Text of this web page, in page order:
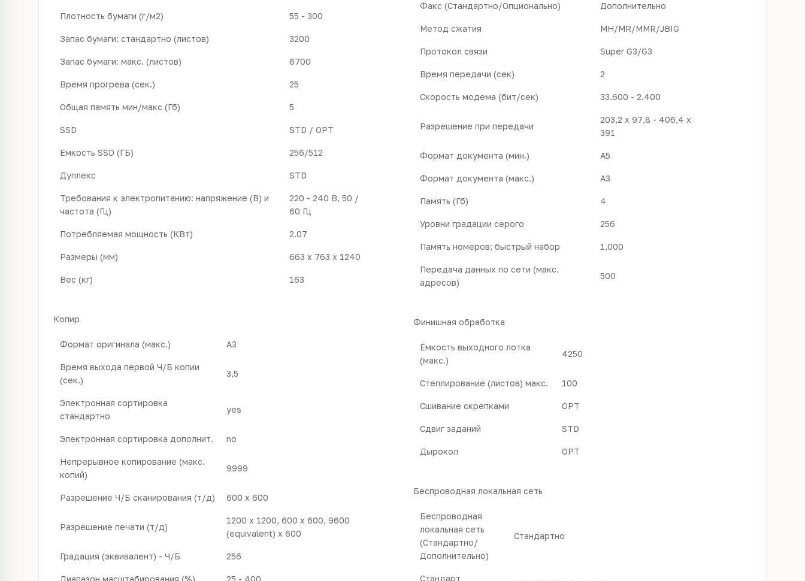
Плотность бумаги (г/м2) 55 - 300
Запас бумаги: стандартно (листов) 3200
Запас бумаги: макс. (листов) 6700
Время прогрева (сек.) 25
Общая память мин/макс (Гб) 5
SSD STD / OPT
Емкость SSD (ГБ) 256/512
Дуплекс STD
Требования к электропитанию: напряжение (В) и
частота (Гц)
220 - 240 В, 50 /
60 Гц
Потребляемая мощность (КВт) 2.07
Размеры (мм) 663 x 763 x 1240
Вес (кг) 163
Копир
Формат оригинала (макс.) A3
Время выхода первой Ч/Б копии
(сек.)
3,5
Электронная сортировка
стандартно
yes
Электронная сортировка дополнит. no
Непрерывное копирование (макс.
копий)
9999
Разрешение Ч/Б сканирования (т/д) 600 x 600
Разрешение печати (т/д)
1200 x 1200, 600 x 600, 9600
(equivalent) x 600
Градация (эквивалент) - Ч/Б 256
Диапазон масштабирования (%) 25 - 400
Факс (Стандартно/Опционально) Дополнительно
Метод сжатия MH/MR/MMR/JBIG
Протокол связи Super G3/G3
Время передачи (сек) 2
Скорость модема (бит/сек) 33.600 - 2.400
Разрешение при передачи
203,2 x 97,8 - 406,4 x
391
Формат документа (мин.) A5
Формат документа (макс.) A3
Память (Гб) 4
Уровни градации серого 256
Память номеров; быстрый набор 1,000
Передача данных по сети (макс.
адресов)
500
Финишная обработка
Ёмкость выходного лотка
(макс.)
4250
Степлирование (листов) макс. 100
Сшивание скрепками OPT
Сдвиг заданий STD
Дырокол OPT
Беспроводная локальная сеть
Беспроводная
локальная сеть
(Стандартно/
Дополнительно)
Стандартно
Стандарт